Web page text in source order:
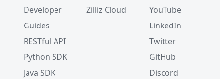
Developer
Guides
RESTful API
Python SDK
Java SDK
Zilliz Cloud
YouTube
LinkedIn
Twitter
GitHub
Discord